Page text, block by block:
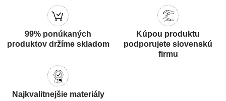
99% ponúkaných
produktov držíme skladom
Kúpou produktu
podporujete slovenskú
firmu
Najkvalitnejšie materiály